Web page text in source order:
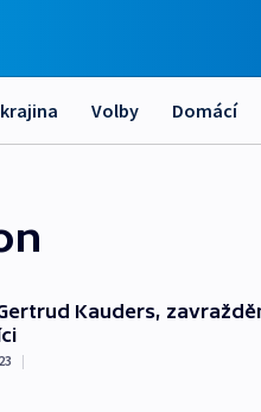
Volby Domácí
Kauders,
|